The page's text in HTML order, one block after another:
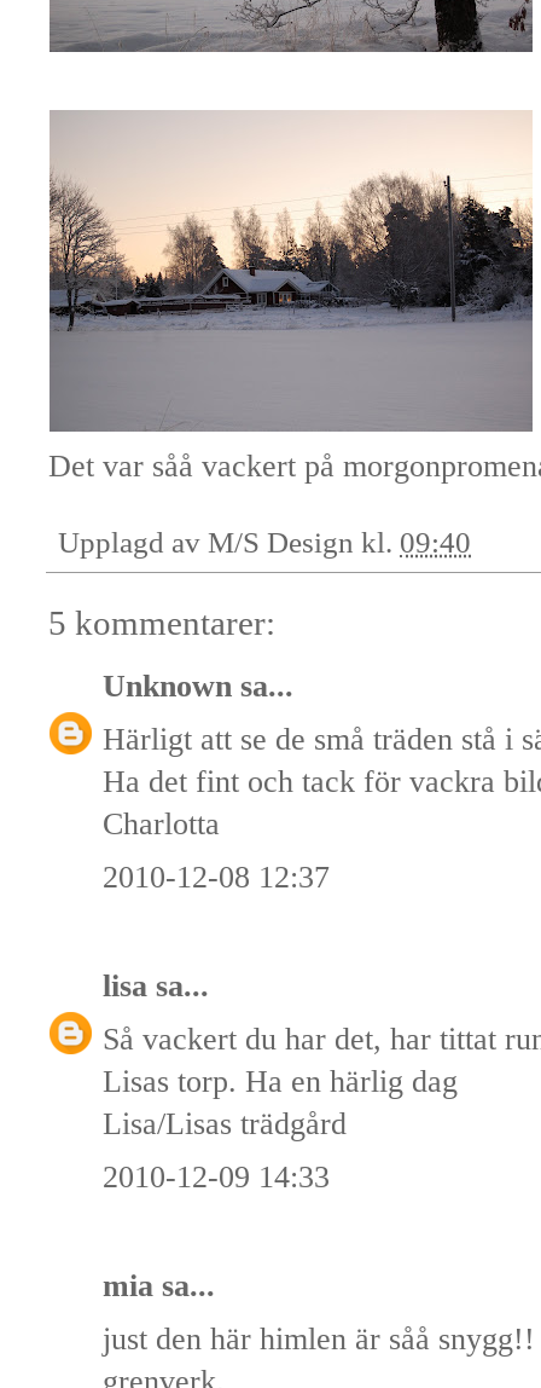
Det var såå vackert på
Upplagd av M/S Design kl. 09:40
5 kommentarer:
Unknown sa...
Härligt att se de små träden stå i
Ha det fint och tack för vackra
Charlotta
2010-12-08 12:37
lisa sa...
Så vackert du har det, har tittat
Lisas torp. Ha en härlig dag
Lisa/Lisas trädgård
2010-12-09 14:33
mia sa...
just den här himlen är såå